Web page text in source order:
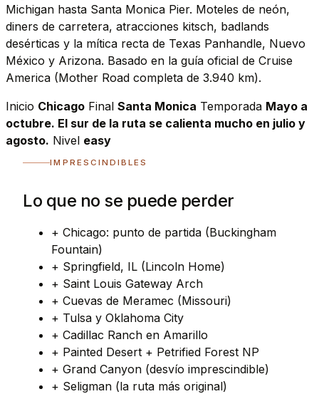
Michigan hasta Santa Monica Pier. Moteles de neón,
diners de carretera, atracciones kitsch, badlands
desérticas y la mítica recta de Texas Panhandle, Nuevo
México y Arizona. Basado en la guía oficial de Cruise
America (Mother Road completa de 3.940 km).
Inicio Chicago Final Santa Monica Temporada Mayo a
octubre. El sur de la ruta se calienta mucho en julio y
agosto. Nivel easy
IMPRESCINDIBLES
Lo que no se puede perder
+ Chicago: punto de partida (Buckingham
Fountain)
+ Springfield, IL (Lincoln Home)
+ Saint Louis Gateway Arch
+ Cuevas de Meramec (Missouri)
+ Tulsa y Oklahoma City
+ Cadillac Ranch en Amarillo
+ Painted Desert + Petrified Forest NP
+ Grand Canyon (desvío imprescindible)
+ Seligman (la ruta más original)